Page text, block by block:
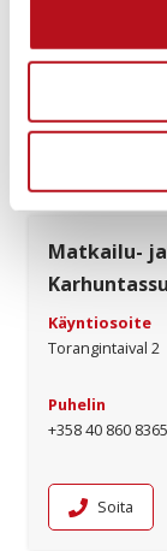
Matkailu-
Karhuntassu
Käyntiosoite
Torangintaival 2
Puhelin
+358 40 860 8365
Soita